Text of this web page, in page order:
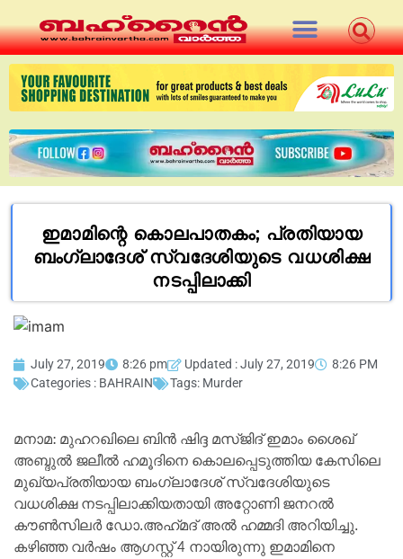
ഇമാമിന്റെ കൊലപാതകം; പ്രതിയായ
ബംഗ്ലാദേശ് സ്വദേശിയുടെ വധശിക്ഷ
നടപ്പിലാക്കി
July 27, 2019 8:26 pm Updated : July 27, 2019
8:26 PM
Categories : BAHRAIN Tags: Murder
മനാമ: മുഹറഖിലെ ബിൻ ഷിദ്ദ മസ്ജിദ് ഇമാം ശൈഖ്
അബ്ദുൽ ജലീൽ ഹമൂദിനെ കൊലപ്പെടുത്തിയ കേസിലെ
മുഖ്യപ്രതിയായ ബംഗ്ലാദേശ് സ്വദേശിയുടെ
വധശിക്ഷ നടപ്പിലാക്കിയതായി അറ്റോണി ജനറൽ
കൗൺസിലർ ഡോ.അഹ്‌മദ്‌ അൽ ഹമ്മദി അറിയിച്ചു.
കഴിഞ്ഞ വർഷം ആഗസ്റ്റ് 4 നായിരുന്നു ഇമാമിനെ